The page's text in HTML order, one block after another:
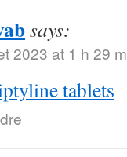
says:
2023 at 1 h 29
tablets